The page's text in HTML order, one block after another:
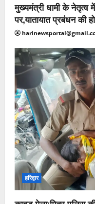
मुख्यमंत्री धामी के नेतृत्व
पर,यातायात प्रबंधन की
हरिद्वार